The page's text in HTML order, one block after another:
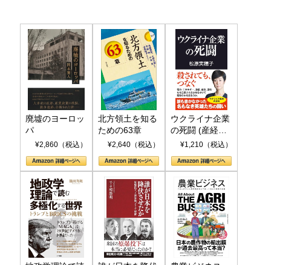
廃墟のヨーロッ
パ
¥2,860（税込）
北方領土を知る
ための63章
¥2,640（税込）
ウクライナ企業
の死闘 (産経セ
レクト S 039)
¥1,210（税込）